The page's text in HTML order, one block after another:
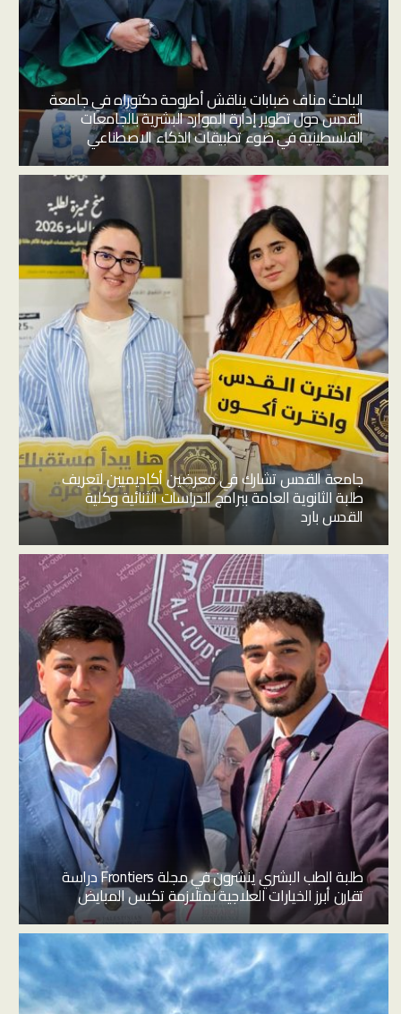
الباحث مناف ضبابات يناقش أطروحة دكتوراه في جامعة
القدس حول تطوير إدارة الموارد البشرية بالجامعات
الفلسطينية في ضوء تطبيقات الذكاء الاصطناعي
جامعة القدس تشارك في معرضين أكاديميين لتعريف
طلبة الثانوية العامة ببرامج الدراسات الثنائية وكلية
القدس بارد
طلبة الطب البشري ينشرون في مجلة Frontiers دراسة
تقارن أبرز الخيارات العلاجية لمتلازمة تكيس المبايض